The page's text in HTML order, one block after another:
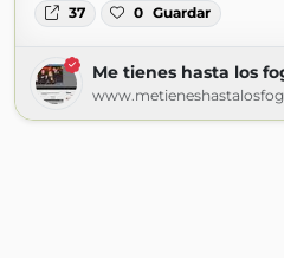
37 0 Guardar
Me tienes hasta los